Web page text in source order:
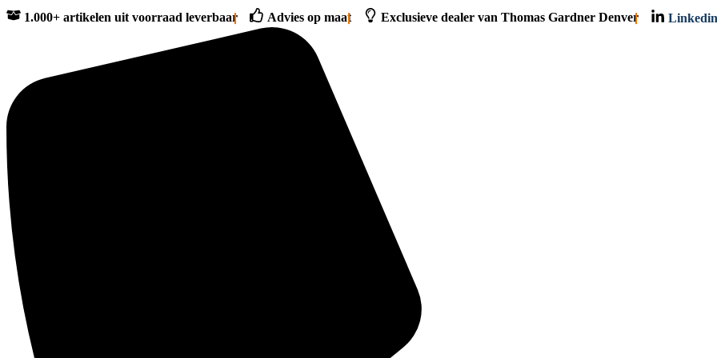
1.000+ artikelen uit voorraad leverbaar Advies op maat Exclusieve dealer van Thomas Gardner Denver Linkedin